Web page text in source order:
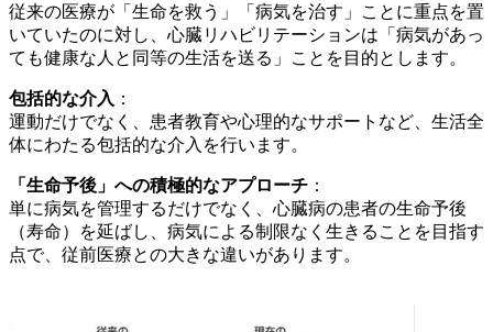
従来の医療が「生命を救う」「病気を治す」ことに重点を置
いていたのに対し、心臓リハビリテーションは「病気があっ
ても健康な人と同等の生活を送る」ことを目的とします。
包括的な介入 ：
運動だけでなく、 患者教育や心理的なサポート など、生活全
体にわたる包括的な介入を行います。
「生命予後」への積極的なアプローチ ：
単に病気を管理するだけでなく、心臓病の患者の生命予後
（寿命）を延ばし
、病気による制限なく生きることを目指す
点で、従前医療との大きな違いがあります。